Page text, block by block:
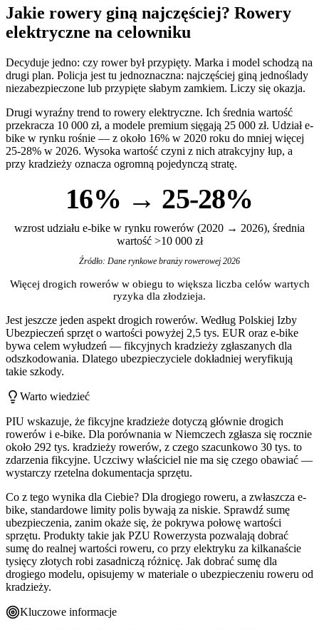
Jakie rowery giną najczęściej? Rowery
elektryczne na celowniku
Decyduje jedno: czy rower był przypięty. Marka i model schodzą na
drugi plan. Policja jest tu jednoznaczna: najczęściej giną jednoślady
niezabezpieczone lub przypięte słabym zamkiem. Liczy się okazja.
Drugi wyraźny trend to rowery elektryczne. Ich średnia wartość
przekracza 10 000 zł, a modele premium sięgają 25 000 zł. Udział e-
bike w rynku rośnie — z około 16% w 2020 roku do mniej więcej
25-28% w 2026. Wysoka wartość czyni z nich atrakcyjny łup, a
przy kradzieży oznacza ogromną pojedynczą stratę.
16% → 25-28%
wzrost udziału e-bike w rynku rowerów (2020 → 2026), średnia
wartość >10 000 zł
Źródło: Dane rynkowe branży rowerowej 2026
Więcej drogich rowerów w obiegu to większa liczba celów wartych
ryzyka dla złodzieja.
Jest jeszcze jeden aspekt drogich rowerów. Według Polskiej Izby
Ubezpieczeń sprzęt o wartości powyżej 2,5 tys. EUR oraz e-bike
bywa celem wyłudzeń — fikcyjnych kradzieży zgłaszanych dla
odszkodowania. Dlatego ubezpieczyciele dokładniej weryfikują
takie szkody.
Warto wiedzieć
PIU wskazuje, że fikcyjne kradzieże dotyczą głównie drogich
rowerów i e-bike. Dla porównania w Niemczech zgłasza się rocznie
około 292 tys. kradzieży rowerów, z czego szacunkowo 30 tys. to
zdarzenia fikcyjne. Uczciwy właściciel nie ma się czego obawiać —
wystarczy rzetelna dokumentacja sprzętu.
Co z tego wynika dla Ciebie? Dla drogiego roweru, a zwłaszcza e-
bike, standardowe limity polis bywają za niskie. Sprawdź sumę
ubezpieczenia, zanim okaże się, że pokrywa połowę wartości
sprzętu. Produkty takie jak PZU Rowerzysta pozwalają dobrać
sumę do realnej wartości roweru, co przy elektryku za kilkanaście
tysięcy złotych robi zasadniczą różnicę. Jak dobrać sumę dla
drogiego modelu, opisujemy w materiale o ubezpieczeniu roweru od
kradzieży.
Kluczowe informacje